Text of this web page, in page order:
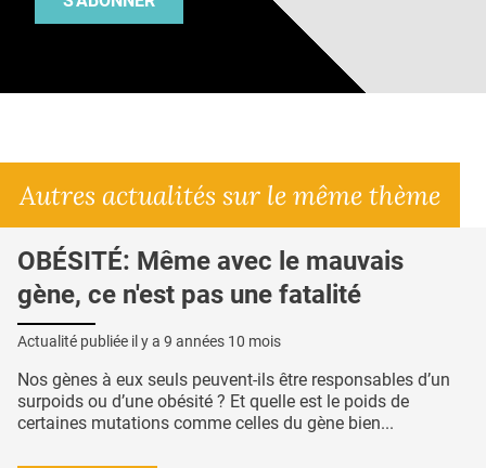
Autres actualités sur le même thème
OBÉSITÉ: Même avec le mauvais
gène, ce n'est pas une fatalité
Actualité publiée il y a 9 années 10 mois
Nos gènes à eux seuls peuvent-ils être responsables d’un
surpoids ou d’une obésité ? Et quelle est le poids de
certaines mutations comme celles du gène bien...